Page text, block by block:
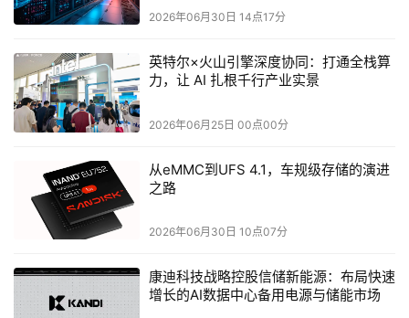
韩国的回应来得又快又猛。
6月29日，韩国政府宣布规模达 5760亿美元的AI芯片国家
战略，将半导体、物理AI与AI数据中心定位为产业升级的三
角支柱。
SK集团则计划未来十年每年在韩国国内投入逾100万亿韩
，两大财阀合计承诺超过
最大产业投资承诺。
从平泽和龙仁的HBM晶圆厂，到 SK电讯 规划的 15GW
AI数
据中心网络，再到
三星龟尾的人形机器人量产线，这些项目
2026年06月30日 14点17分
英特尔×火山引擎深度协同：打通全栈算
力，让 AI 扎根千行产业实景
2026年06月25日 00点00分
从eMMC到UFS 4.1，车规级存储的演进
之路
2026年06月30日 10点07分
康迪科技战略控股信储新能源：布局快速
增长的AI数据中心备用电源与储能市场